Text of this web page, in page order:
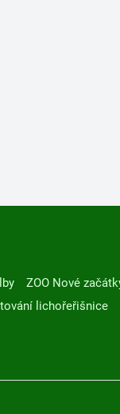
ZOO Nové
lichořeřišnice